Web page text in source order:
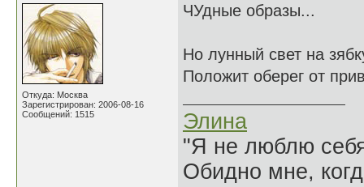
Откуда: Москва
Зарегистрирован: 2006-08-16
Сообщений: 1515
ЧУдные образы...
Но лунный свет на
Положит оберег от
Элина
"Я не люблю
Обидно мне,